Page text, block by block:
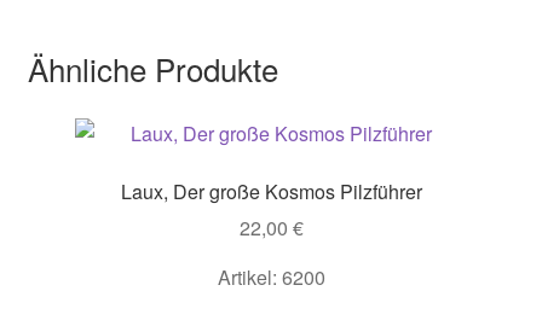
Ähnliche Produkte
Laux, Der große Kosmos Pilzführer
22,00 €
Artikel: 6200